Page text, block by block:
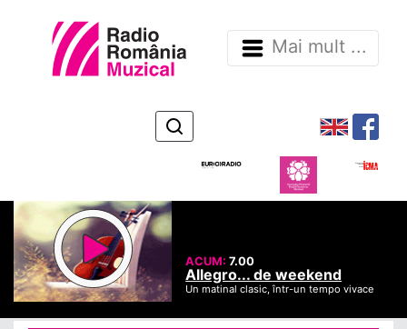
Mai mult ...
ACUM:7.00
Allegro... de weekend
Un matinal clasic, într-un tempo vivace